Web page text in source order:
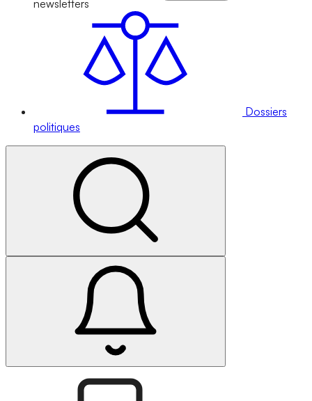
newsletters
Dossiers
politiques